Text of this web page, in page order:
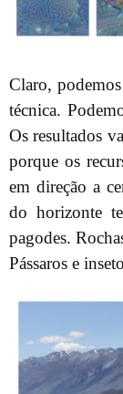
Claro,
técnica.
Os resultados
porque os
em direção a
do horizonte
pagodes.
Pássaros e